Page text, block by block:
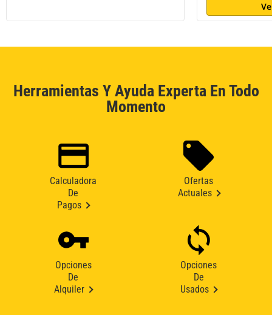
Herramientas Y Ayuda Experta En Todo
Momento
Calculadora
De
Pagos
Ofertas
Actuales
Opciones
De
Alquiler
Opciones
De
Usados